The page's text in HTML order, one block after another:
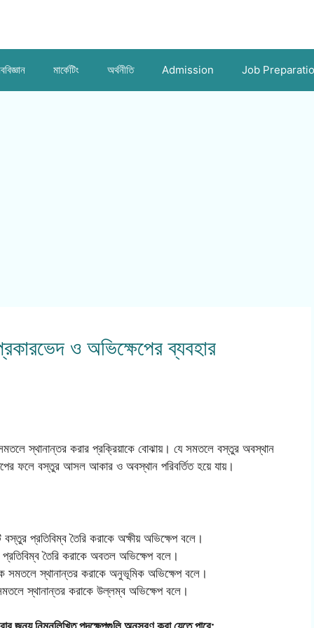
মার্কেটিং অর্থনীতি Admission Job
ও অভিক্ষেপের ব্যবহার
স্থানান্তর করার প্রক্রিয়াকে বোঝায়। যে সমতলে বস্তুর অবস্থান
ফলে বস্তুর আসল আকার ও অবস্থান পরিবর্তিত হয়ে যায়।
প্রতিবিম্ব তৈরি করাকে অক্ষীয় অভিক্ষেপ বলে।
তৈরি করাকে অবতল অভিক্ষেপ বলে।
সমতলে স্থানান্তর করাকে অনুভূমিক অভিক্ষেপ বলে।
স্থানান্তর করাকে উল্লম্ব অভিক্ষেপ বলে।